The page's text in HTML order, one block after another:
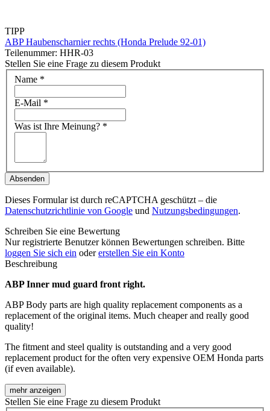
TIPP
ABP Haubenscharnier rechts (Honda Prelude 92-01)
Teilenummer: HHR-03
Stellen Sie eine Frage zu diesem Produkt
Name *
E-Mail *
Was ist Ihre Meinung? *
Absenden
Dieses Formular ist durch reCAPTCHA geschützt – die
Datenschutzrichtlinie von Google und Nutzungsbedingungen.
Schreiben Sie eine Bewertung
Nur registrierte Benutzer können Bewertungen schreiben. Bitte
loggen Sie sich ein odererstellen Sie ein Konto
Beschreibung
ABP Inner mud guard front right.
ABP Body parts are high quality replacement components as a
replacement of the original items. Much cheaper and really good
quality!
The fitment and steel quality is outstanding and a very good
replacement product for the often very expensive OEM Honda parts
(if even available).
mehr anzeigen
Stellen Sie eine Frage zu diesem Produkt